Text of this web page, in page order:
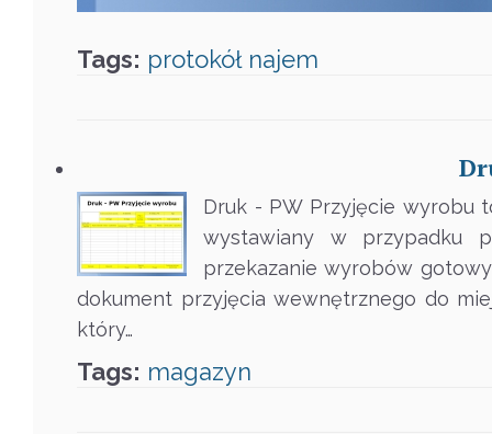
Tags: protokół najem
Druk - PW Przyjęcie wyrobu
wystawiany w przypadku
przekazanie wyrobów
dokument przyjęcia wewnętrznego do
który…
Tags: magazyn